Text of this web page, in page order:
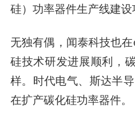
硅）功率器件生产线建设
无独有偶，闻泰科技也
硅技术研发进展顺利，
样。时代电气、斯达半
在扩产碳化硅功率器件。